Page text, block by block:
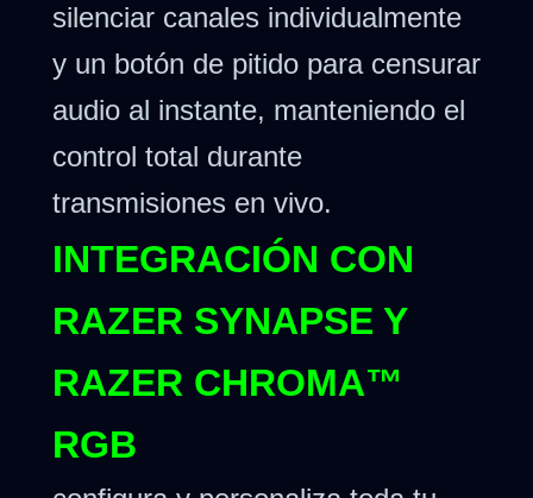
silenciar canales individualmente
y un botón de pitido para censurar
audio al instante, manteniendo el
control total durante
transmisiones en vivo.
INTEGRACIÓN CON
RAZER SYNAPSE Y
RAZER CHROMA™
RGB